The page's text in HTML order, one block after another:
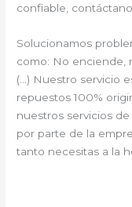
confiable,
Solucionamos
como: No enciende,
(…) Nuestro servicio
repuestos 100%
nuestros servicios
por parte de la
tanto necesitas a la